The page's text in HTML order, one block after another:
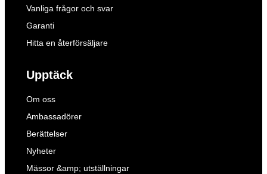
Vanliga frågor och svar
Garanti
Hitta en återförsäljare
Upptäck
Om oss
Ambassadörer
Berättelser
Nyheter
Mässor &amp; utställningar